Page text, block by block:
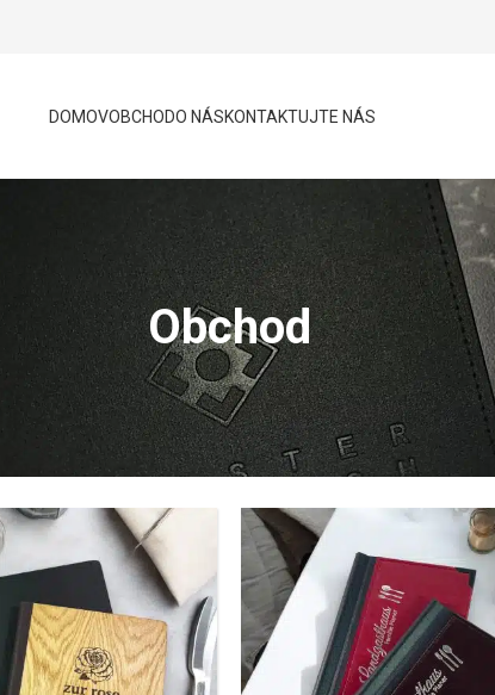
DOMOVOBCHODO NÁSKONTAKTUJTE NÁS
Obchod